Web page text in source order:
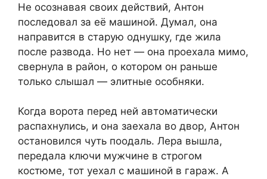
Не осознавая своих действий, Антон
последовал за её машиной. Думал, она
направится в старую однушку, где жила
после развода. Но нет — она проехала мимо,
свернула в район, о котором он раньше
только слышал — элитные особняки.
Когда ворота перед ней автоматически
распахнулись, и она заехала во двор, Антон
остановился чуть поодаль. Лера вышла,
передала ключи мужчине в строгом
костюме, тот уехал с машиной в гараж. А